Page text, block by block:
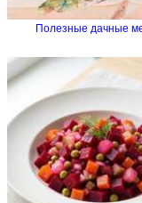
Полезные дачные